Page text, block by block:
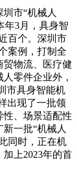
市“机械人
年3月，具身智
百个。深圳市
案例，打制全
贸物流、医疗健
零件企业外，
市具身智能机
出现了一批领
性、场景适配性
一批“机械人
同时，正在机
上2023年的首